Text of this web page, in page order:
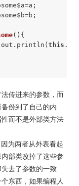
() {
this
传进来的参数，而
份到了自己的内
而不是外部类方法
为两者从外表看起
部类改掉了这些参
去了参数的一致
东西，如果编程人